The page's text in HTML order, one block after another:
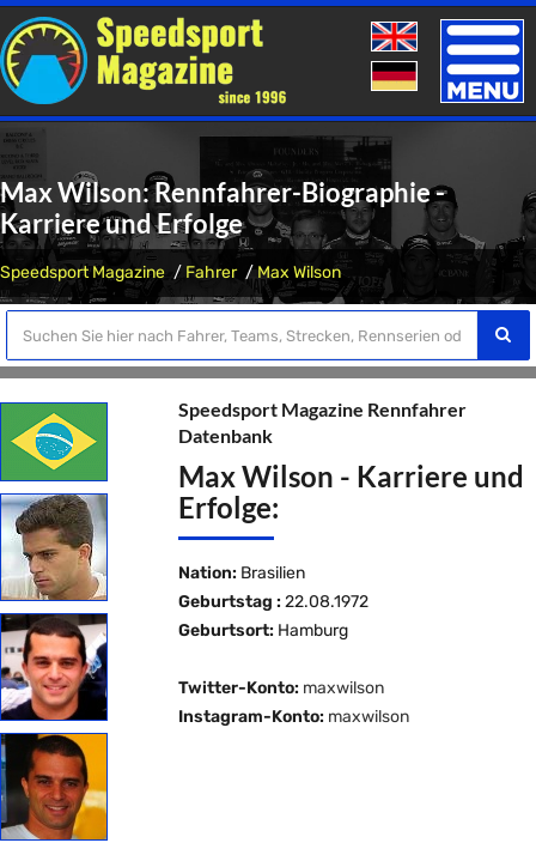
Toggle
Max Wilson: Rennfahrer-Biographie -
Karriere und Erfolge
Speedsport Magazine Fahrer Max Wilson
Speedsport Magazine Rennfahrer
Datenbank
Max Wilson - Karriere und
Erfolge:
Nation: Brasilien
Geburtstag : 22.08.1972
Geburtsort: Hamburg
Twitter-Konto: maxwilson
Instagram-Konto: maxwilson